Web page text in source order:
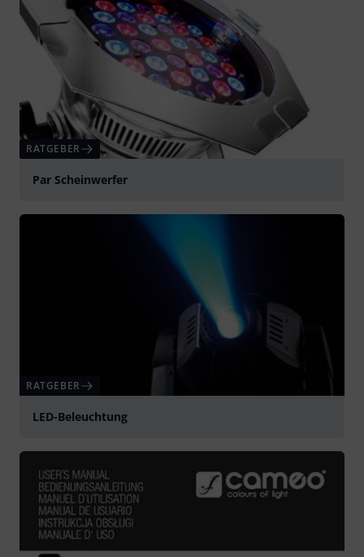
RATGEBER
Par Scheinwerfer
RATGEBER
LED-Beleuchtung